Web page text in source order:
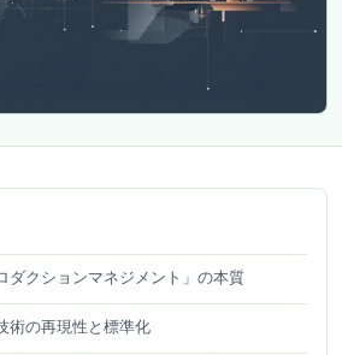
ダクションマネジメント」の本質
術の再現性と標準化